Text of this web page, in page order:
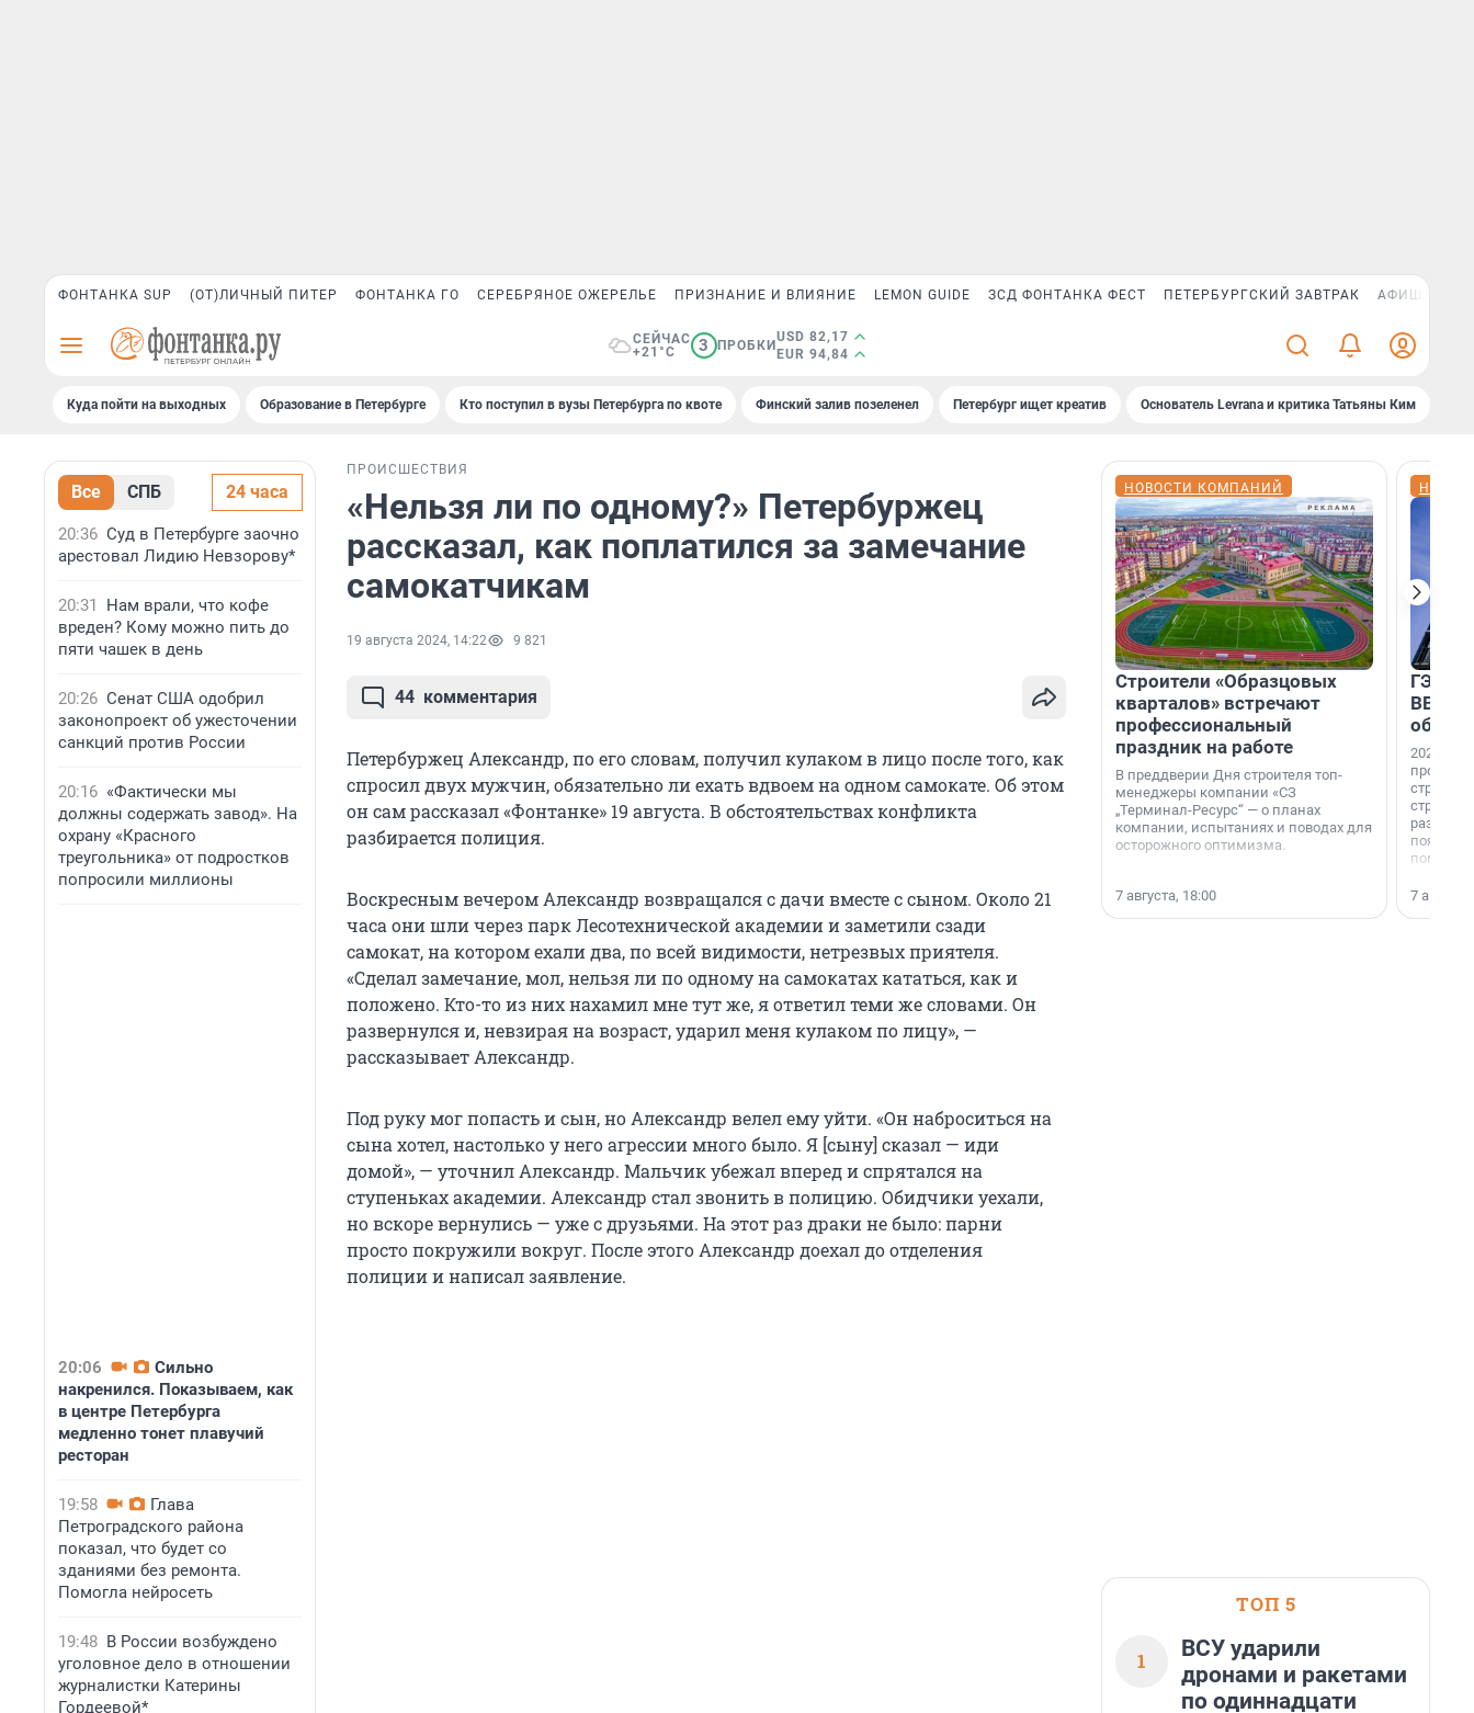
ФОНТАНКА SUP (ОТ)ЛИЧНЫЙ ПИТЕР ФОНТАНКА ГО СЕРЕБРЯНОЕ ОЖЕРЕЛЬЕ ПРИЗНАНИЕ И ВЛИЯНИЕ LEMON GUIDE ЗСД ФОНТАНКА ФЕСТ ПЕТЕРБУРГСКИЙ ЗАВТРАК АФИША PLUS
СЕЙЧАС
+21°C
3 ПРОБКИ
USD 82,17
EUR 94,84
Куда пойти на выходных Образование в Петербурге Кто поступил в вузы Петербурга по квоте Финский залив позеленел Петербург ищет креатив Основатель Levrana и критика Татьяны Ким
Все СПБ 24 часа
20:36 Суд в Петербурге заочно
арестовал Лидию Невзорову*
20:31
Нам врали, что кофе
вреден? Кому можно пить до
пяти чашек в день
20:26 Сенат США одобрил
законопроект об ужесточении
санкций против России
20:16 «Фактически мы
должны содержать завод». На
охрану «Красного
треугольника» от подростков
попросили миллионы
20:06
Сильно
накренился. Показываем, как
в центре Петербурга
медленно тонет плавучий
ресторан
19:58
Глава
Петроградского района
показал, что будет со
зданиями без ремонта.
Помогла нейросеть
19:48 В России возбуждено
уголовное дело в отношении
журналистки Катерины
Гордеевой*
ПРОИСШЕСТВИЯ
«Нельзя ли по одному?» Петербуржец
рассказал, как поплатился за замечание
самокатчикам
19 августа 2024, 14:22 9 821
44 комментария
Петербуржец Александр, по его словам, получил кулаком в лицо после того, как
спросил двух мужчин, обязательно ли ехать вдвоем на одном самокате. Об этом
он сам рассказал «Фонтанке» 19 августа. В обстоятельствах конфликта
разбирается полиция.
Воскресным вечером Александр возвращался с дачи вместе с сыном. Около 21
часа они шли через парк Лесотехнической академии и заметили сзади
самокат, на котором ехали два, по всей видимости, нетрезвых приятеля.
«Сделал замечание, мол, нельзя ли по одному на самокатах кататься, как и
положено. Кто-то из них нахамил мне тут же, я ответил теми же словами. Он
развернулся и, невзирая на возраст, ударил меня кулаком по лицу», —
рассказывает Александр.
Под руку мог попасть и сын, но Александр велел ему уйти. «Он наброситься на
сына хотел, настолько у него агрессии много было. Я [сыну] сказал — иди
домой», — уточнил Александр. Мальчик убежал вперед и спрятался на
ступеньках академии. Александр стал звонить в полицию. Обидчики уехали,
но вскоре вернулись — уже с друзьями. На этот раз драки не было: парни
просто покружили вокруг. После этого Александр доехал до отделения
полиции и написал заявление.
НОВОСТИ КОМПАНИЙ
Строители «Образцовых
кварталов» встречают
профессиональный
праздник на работе
В преддверии Дня строителя топ-
менеджеры компании «СЗ
„Терминал-Ресурс“ — о планах
компании, испытаниях и поводах для
осторожного оптимизма.
7 августа, 18:00
ГЭС,
ВВП: в
об
2026-й —
раз. В
7
ТОП 5
1
ВСУ ударили
дронами и ракетами
по одиннадцати